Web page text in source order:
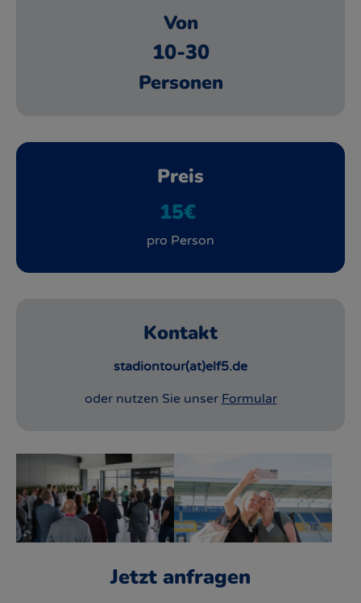
Von
10-30
Personen
Preis
15€
pro Person
Kontakt
stadiontour(at)elf5.de
oder nutzen Sie unser Formular
Show larger version
Jetzt anfragen